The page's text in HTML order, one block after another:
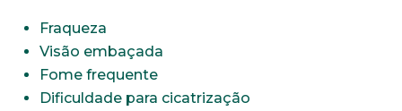
Fraqueza
Visão embaçada
Fome frequente
Dificuldade para cicatrização